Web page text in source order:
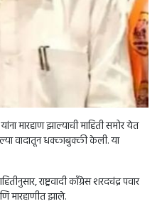
मारहाण झाल्याची माहिती समोर येत
वादातून धक्काबुक्की केली. या
राष्ट्रवादी काँग्रेस शरदचंद्र पवार
मारहाणीत झाले.